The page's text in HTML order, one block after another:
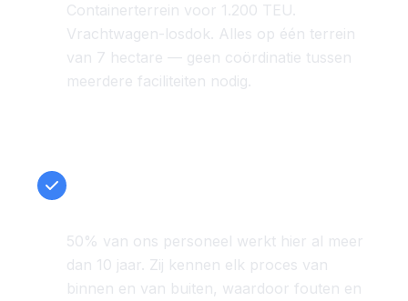
Containerterrein voor 1.200 TEU.
Vrachtwagen-losdok. Alles op één terrein
van 7 hectare — geen coördinatie tussen
meerdere faciliteiten nodig.
50% van ons personeel werkt hier al meer
dan 10 jaar. Zij kennen elk proces van
binnen en van buiten, waardoor fouten en